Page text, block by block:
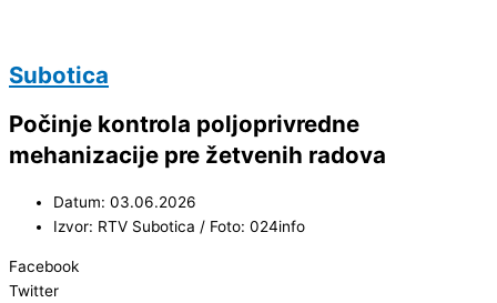
Subotica
Počinje kontrola poljoprivredne
mehanizacije pre žetvenih radova
Datum: 03.06.2026
Izvor: RTV Subotica / Foto: 024info
Facebook
Twitter